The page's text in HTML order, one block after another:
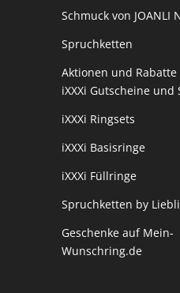
Schmuck von JOANLI
Spruchketten
Aktionen und Rabatte
iXXXi Gutscheine und
iXXXi Ringsets
iXXXi Basisringe
iXXXi Füllringe
Spruchketten by
Geschenke auf Mein-
Wunschring.de